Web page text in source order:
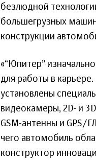
безлюдной
большегрузных
конструкции
«“Юпитер”
для работы в
установлены
видеокамеры, 2D- и
GSM-антенны и GPS/
чего автомобиль
конструктор